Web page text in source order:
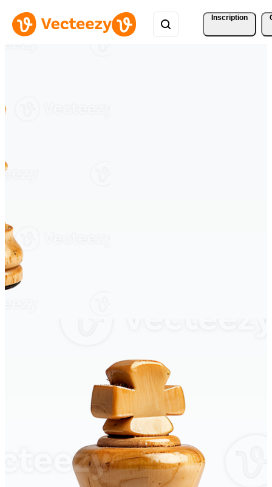
Inscription